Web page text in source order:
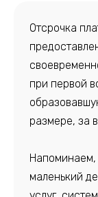
Отсрочка
при первой
размере, за
Напоминаем,
маленький